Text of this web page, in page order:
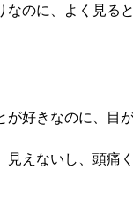
なのに、よく見る
好きなのに、目
えないし、頭痛